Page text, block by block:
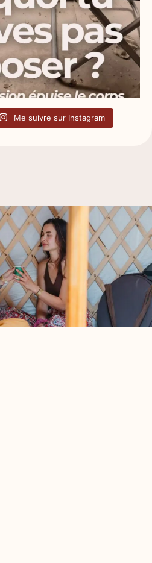
Me suivre sur Instagram